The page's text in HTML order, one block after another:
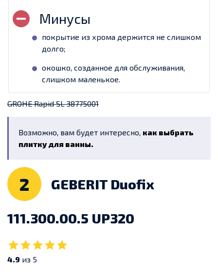
покрытие из хрома держится не слишком
долго;
окошко, созданное для обслуживания,
слишком маленькое.
GROHE Rapid SL 38775001
Возможно, вам будет интересно, как выбрать
плитку для ванны.
2 GEBERIT Duofix
111.300.00.5 UP320
4.9 из 5